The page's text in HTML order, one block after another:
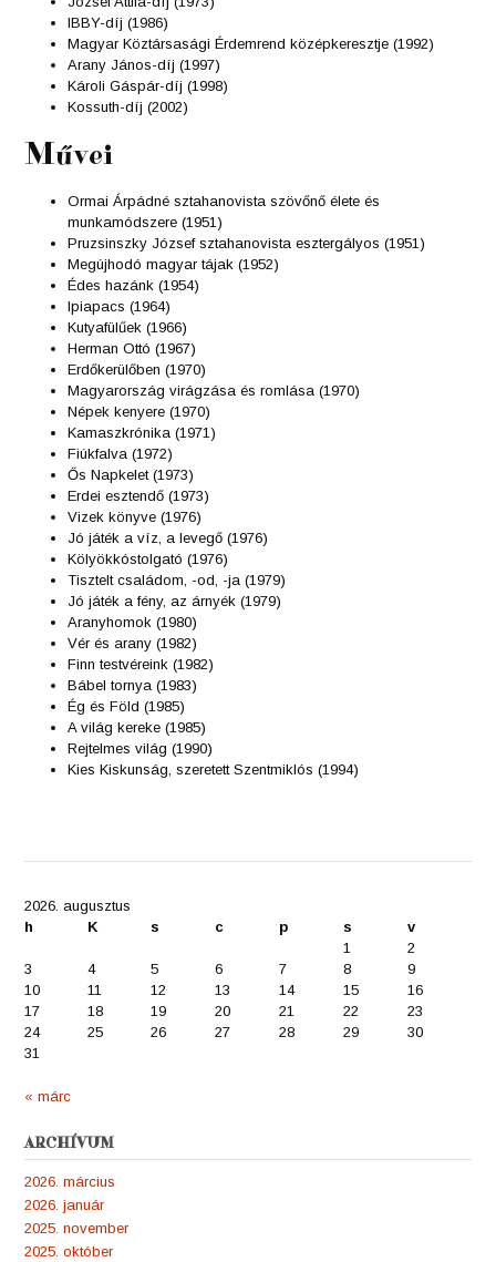
IBBY-díj (1986)
Magyar Köztársasági Érdemrend középkeresztje (1992)
Arany János-díj (1997)
Károli Gáspár-díj (1998)
Kossuth-díj (2002)
Művei
Ormai Árpádné sztahanovista szövőnő élete és
munkamódszere (1951)
Pruzsinszky József sztahanovista esztergályos (1951)
Megújhodó magyar tájak (1952)
Édes hazánk (1954)
Ipiapacs (1964)
Kutyafülűek (1966)
Herman Ottó (1967)
Erdőkerülőben (1970)
Magyarország virágzása és romlása (1970)
Népek kenyere (1970)
Kamaszkrónika (1971)
Fiúkfalva (1972)
Ős Napkelet (1973)
Erdei esztendő (1973)
Vizek könyve (1976)
Jó játék a víz, a levegő (1976)
Kölyökkóstolgató (1976)
Tisztelt családom, -od, -ja (1979)
Jó játék a fény, az árnyék (1979)
Aranyhomok (1980)
Vér és arany (1982)
Finn testvéreink (1982)
Bábel tornya (1983)
Ég és Föld (1985)
A világ kereke (1985)
Rejtelmes világ (1990)
Kies Kiskunság, szeretett Szentmiklós (1994)
2026. augusztus
h
K s c p s
v
1
2
3
4 5 6 7 8
9
10
11 12 13 14 15
16
17
18 19 20 21 22
23
24
25 26 27 28 29
30
31
« márc
ARCHÍVUM
2026. március
2026. január
2025. november
2025. október